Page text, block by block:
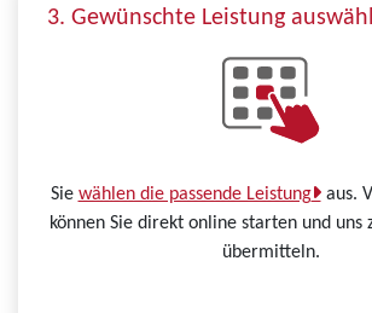
3. Gewünschte Leistung
Sie wählen die passende Leistung aus.
können Sie direkt online starten und uns
übermitteln.